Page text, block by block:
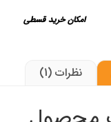
امکان خرید قسطی
نظرات (1)